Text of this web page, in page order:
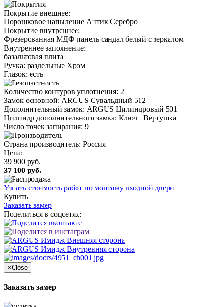
Покрытие внешнее:
Порошковое напыление Антик Серебро
Покрытие внутреннее:
Фрезерованная МДФ панель сандал белый с зеркалом
Внутреннее заполнение:
базальтовая плита
Ручка: раздельные Xром
Глазок: есть
Количество контуров уплотнения: 2
Замок основной: ARGUS Сувальдный 512
Дополнительный замок: ARGUS Цилиндровый 501
Цилиндр дополнительного замка: Ключ - Вертушка
Число точек запирания: 9
Страна производитель: Россия
Цена:
39 900 руб.
37 100 руб.
Узнать стоимость работ по монтажу входной двери
Купить
Заказать замер
Поделиться в соцсетях:
×Close
Заказать замер